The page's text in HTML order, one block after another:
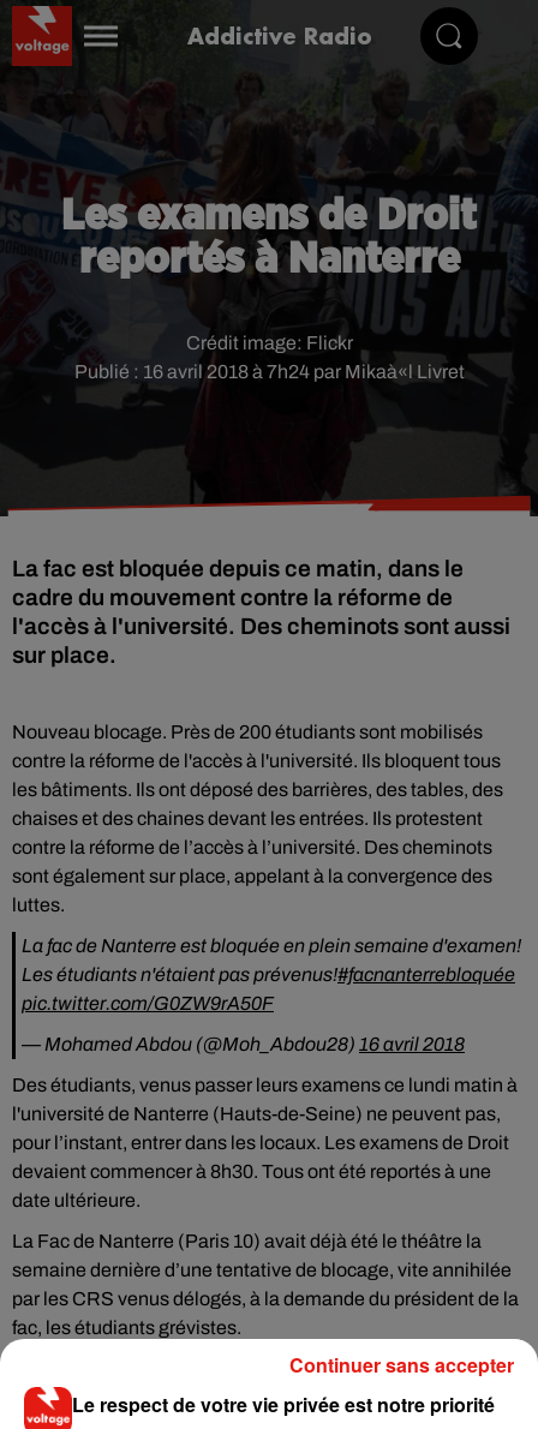
Addictive Radio
Les examens de Droit
reportés à Nanterre
Publié : 16 avril 2018 à 7h24 par Mikaà«l Livret
Crédit image: Flickr
La fac est bloquée depuis ce matin, dans le
cadre du mouvement contre la réforme de
l'accès à l'université. Des cheminots sont aussi
sur place.
Nouveau blocage. Près de 200 étudiants sont mobilisés
contre la réforme de l'accès à l'université. Ils bloquent tous
les bâtiments. Ils ont déposé des barrières, des tables, des
chaises et des chaines devant les entrées. Ils protestent
contre la réforme de l’accès à l’université. Des cheminots
sont également sur place, appelant à la convergence des
luttes.
La fac de Nanterre est bloquée en plein semaine d'examen!
Les étudiants n'étaient pas prévenus!#facnanterrebloquée
pic.twitter.com/G0ZW9rA50F
— Mohamed Abdou (@Moh_Abdou28) 16 avril 2018
Des étudiants, venus passer leurs examens ce lundi matin à
l'université de Nanterre (Hauts-de-Seine) ne peuvent pas,
pour l’instant, entrer dans les locaux. Les examens de Droit
devaient commencer à 8h30. Tous ont été reportés à une
date ultérieure.
La Fac de Nanterre (Paris 10) avait déjà été le théâtre la
semaine dernière d’une tentative de blocage, vite annihilée
par les CRS venus délogés, à la demande du président de la
fac, les étudiants grévistes.
Le respect de votre vie privée est notre priorité
Continuer sans accepter